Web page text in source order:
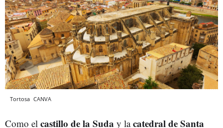
Tortosa CANVA
Como el castillo de la Suda y lacatedral de Santa